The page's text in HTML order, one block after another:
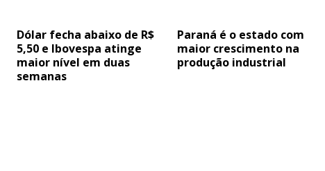
Dólar fecha abaixo de R$
5,50 e Ibovespa atinge
maior nível em duas
semanas
Paraná é o estado com
maior crescimento na
produção industrial